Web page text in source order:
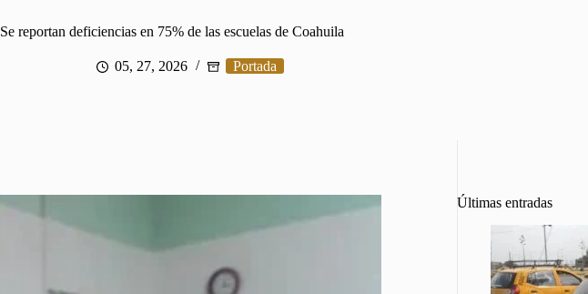
Se reportan deficiencias en 75% de las escuelas de Coahuila
05, 27, 2026 Portada
Últimas entradas